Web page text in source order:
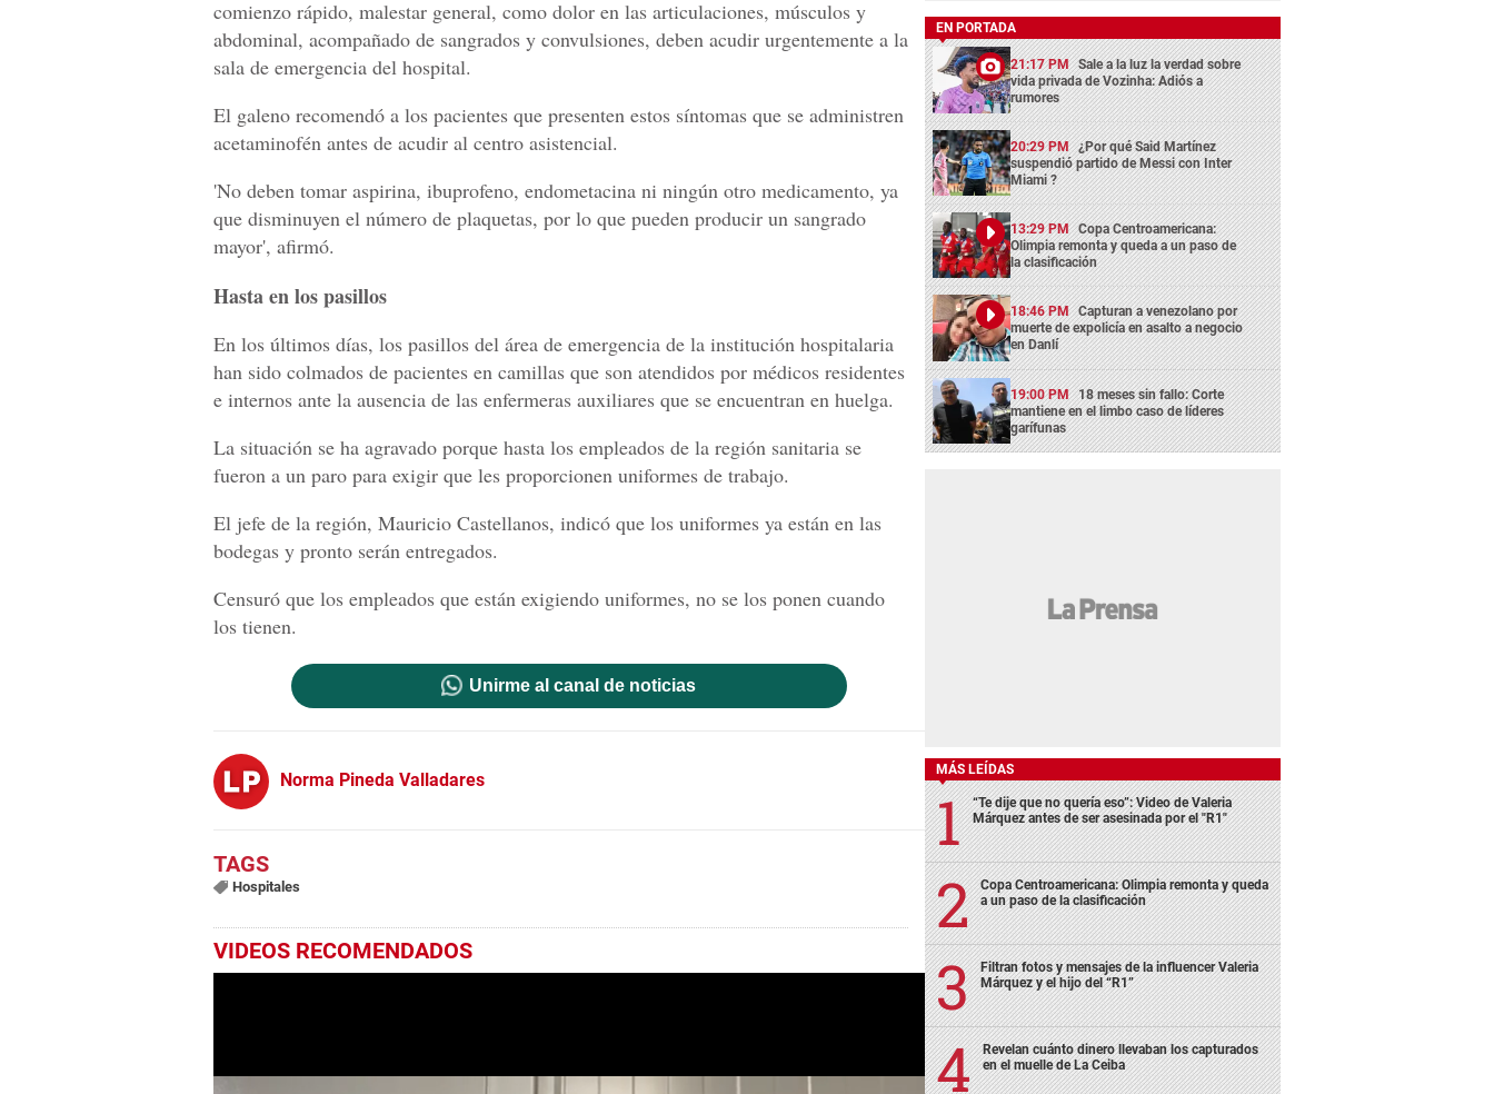
comienzo rápido, malestar general, como dolor en las articulaciones, músculos y
abdominal, acompañado de sangrados y convulsiones, deben acudir urgentemente a la
sala de emergencia del hospital.
El galeno recomendó a los pacientes que presenten estos síntomas que se administren
acetaminofén antes de acudir al centro asistencial.
'No deben tomar aspirina, ibuprofeno, endometacina ni ningún otro medicamento, ya
que disminuyen el número de plaquetas, por lo que pueden producir un sangrado
mayor', afirmó.
Hasta en los pasillos
En los últimos días, los pasillos del área de emergencia de la institución hospitalaria
han sido colmados de pacientes en camillas que son atendidos por médicos residentes
e internos ante la ausencia de las enfermeras auxiliares que se encuentran en huelga.
La situación se ha agravado porque hasta los empleados de la región sanitaria se
fueron a un paro para exigir que les proporcionen uniformes de trabajo.
El jefe de la región, Mauricio Castellanos, indicó que los uniformes ya están en las
bodegas y pronto serán entregados.
Censuró que los empleados que están exigiendo uniformes, no se los ponen cuando
los tienen.
Unirme al canal de noticias
Norma Pineda Valladares
Hospitales
VIDEOS RECOMENDADOS
EN PORTADA
21:17 PM Sale a la luz la verdad sobre
vida privada de Vozinha: Adiós a
rumores
20:29 PM ¿Por qué Said Martínez
suspendió partido de Messi con Inter
Miami ?
13:29 PM Copa Centroamericana:
Olimpia remonta y queda a un paso de
la clasificación
18:46 PM Capturan a venezolano por
muerte de expolicía en asalto a negocio
en Danlí
19:00 PM 18 meses sin fallo: Corte
mantiene en el limbo caso de líderes
garífunas
MÁS LEÍDAS
“Te dije que no quería eso”: Video de Valeria
Márquez antes de ser asesinada por el "R1"
Copa Centroamericana: Olimpia remonta y queda
a un paso de la clasificación
Filtran fotos y mensajes de la influencer Valeria
Márquez y el hijo del “R1”
Revelan cuánto dinero llevaban los capturados
en el muelle de La Ceiba